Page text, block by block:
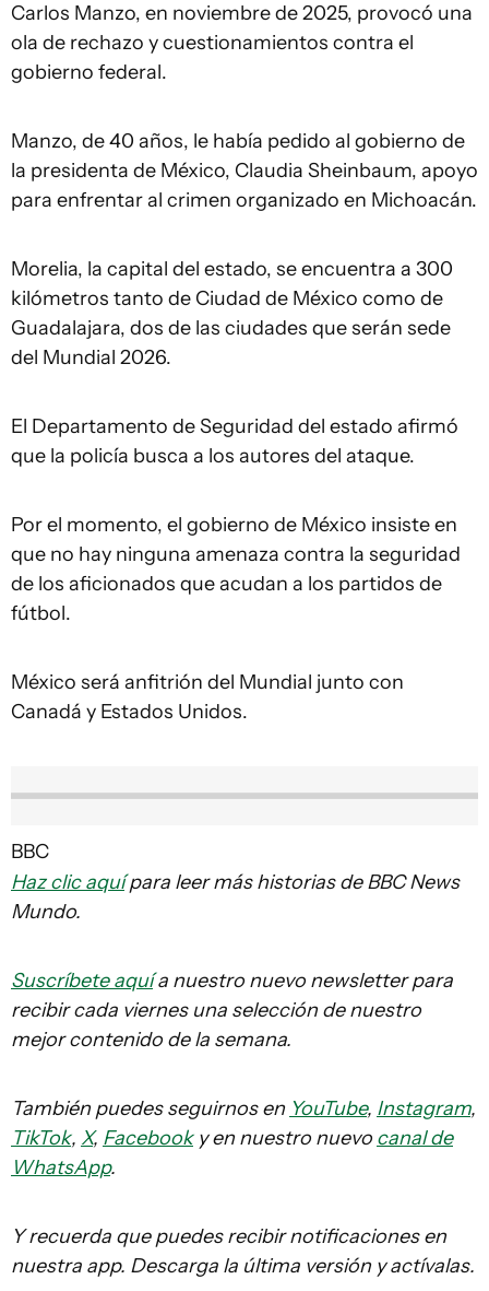
Carlos Manzo, en noviembre de 2025, provocó una
ola de rechazo y cuestionamientos contra el
gobierno federal.
Manzo, de 40 años, le había pedido al gobierno de
la presidenta de México, Claudia Sheinbaum, apoyo
para enfrentar al crimen organizado en Michoacán.
Morelia, la capital del estado, se encuentra a 300
kilómetros tanto de Ciudad de México como de
Guadalajara, dos de las ciudades que serán sede
del Mundial 2026.
El Departamento de Seguridad del estado afirmó
que la policía busca a los autores del ataque.
Por el momento, el gobierno de México insiste en
que no hay ninguna amenaza contra la seguridad
de los aficionados que acudan a los partidos de
fútbol.
México será anfitrión del Mundial junto con
Canadá y Estados Unidos.
BBC
Haz clic aquípara leer más historias de BBC News
Mundo.
Suscríbete aquía nuestro nuevo newsletter para
recibir cada viernes una selección de nuestro
mejor contenido de la semana.
También puedes seguirnos en YouTube, Instagram,
TikTok, X, Facebooky en nuestro nuevo canal de
WhatsApp.
Y recuerda que puedes recibir notificaciones en
nuestra app. Descarga la última versión y actívalas.